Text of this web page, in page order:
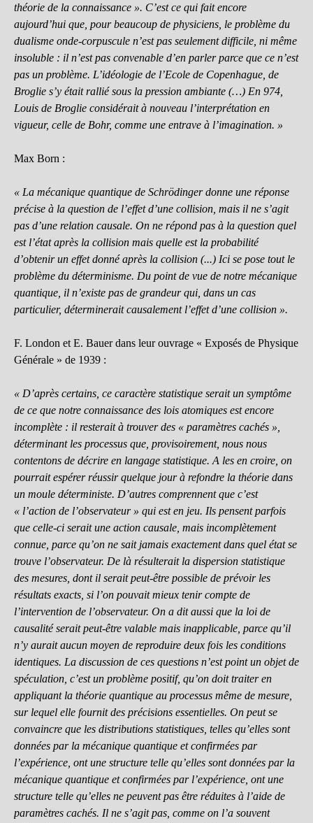
théorie de la connaissance ». C’est ce qui fait encore
aujourd’hui que, pour beaucoup de physiciens, le problème du
dualisme onde-corpuscule n’est pas seulement difficile, ni même
insoluble : il n’est pas convenable d’en parler parce que ce n’est
pas un problème. L’idéologie de l’Ecole de Copenhague, de
Broglie s’y était rallié sous la pression ambiante (…) En 974,
Louis de Broglie considérait à nouveau l’interprétation en
vigueur, celle de Bohr, comme une entrave à l’imagination. »
Max Born :
« La mécanique quantique de Schrödinger donne une réponse
précise à la question de l’effet d’une collision, mais il ne s’agit
pas d’une relation causale. On ne répond pas à la question quel
est l’état après la collision mais quelle est la probabilité
d’obtenir un effet donné après la collision (...) Ici se pose tout le
problème du déterminisme. Du point de vue de notre mécanique
quantique, il n’existe pas de grandeur qui, dans un cas
particulier, déterminerait causalement l’effet d’une collision ».
F. London et E. Bauer dans leur ouvrage « Exposés de Physique
Générale » de 1939 :
« D’après certains, ce caractère statistique serait un symptôme
de ce que notre connaissance des lois atomiques est encore
incomplète : il resterait à trouver des « paramètres cachés »,
déterminant les processus que, provisoirement, nous nous
contentons de décrire en langage statistique. A les en croire, on
pourrait espérer réussir quelque jour à refondre la théorie dans
un moule déterministe. D’autres comprennent que c’est
« l’action de l’observateur » qui est en jeu. Ils pensent parfois
que celle-ci serait une action causale, mais incomplètement
connue, parce qu’on ne sait jamais exactement dans quel état se
trouve l’observateur. De là résulterait la dispersion statistique
des mesures, dont il serait peut-être possible de prévoir les
résultats exacts, si l’on pouvait mieux tenir compte de
l’intervention de l’observateur. On a dit aussi que la loi de
causalité serait peut-être valable mais inapplicable, parce qu’il
n’y aurait aucun moyen de reproduire deux fois les conditions
identiques. La discussion de ces questions n’est point un objet de
spéculation, c’est un problème positif, qu’on doit traiter en
appliquant la théorie quantique au processus même de mesure,
sur lequel elle fournit des précisions essentielles. On peut se
convaincre que les distributions statistiques, telles qu’elles sont
données par la mécanique quantique et confirmées par
l’expérience, ont une structure telle qu’elles sont données par la
mécanique quantique et confirmées par l’expérience, ont une
structure telle qu’elles ne peuvent pas être réduites à l’aide de
paramètres cachés. Il ne s’agit pas, comme on l’a souvent